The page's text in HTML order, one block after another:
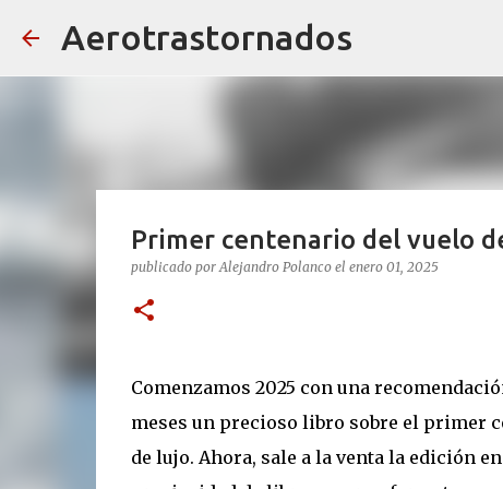
Aerotrastornados
Primer centenario del vuelo
publicado porAlejandro Polanco el enero 01, 2025
Comenzamos 2025 con una
meses un precioso libro sobre el primer
de lujo. Ahora, sale a la venta la edición